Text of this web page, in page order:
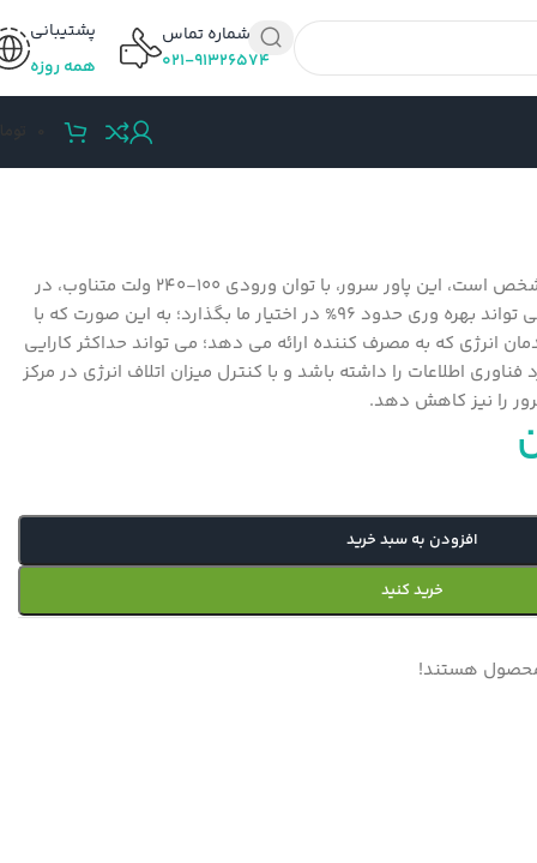
شماره تماس
۰۲۱-۹۱۳۲۶۵۷۴
پشتیبانی
همه روزه
همان گونه که از نام این محصول مشخص است، این پاور سرور، با توان ورودی 100-240 ولت متناوب، در
کنار توان خروجی معادل 500 وات، می تواند بهره وری حدود 96% در اختیار ما بگذارد؛ به این صورت که با
انرژی که به مصرف کننده ارائه می دهد؛ می تواند حداکثر کارایی
اطلاعات را داشته باشد و با کنترل میزان اتلاف انرژی در مرکز
را نیز کاهش دهد.
افزودن به سبد خرید
خرید کنید
هستند!